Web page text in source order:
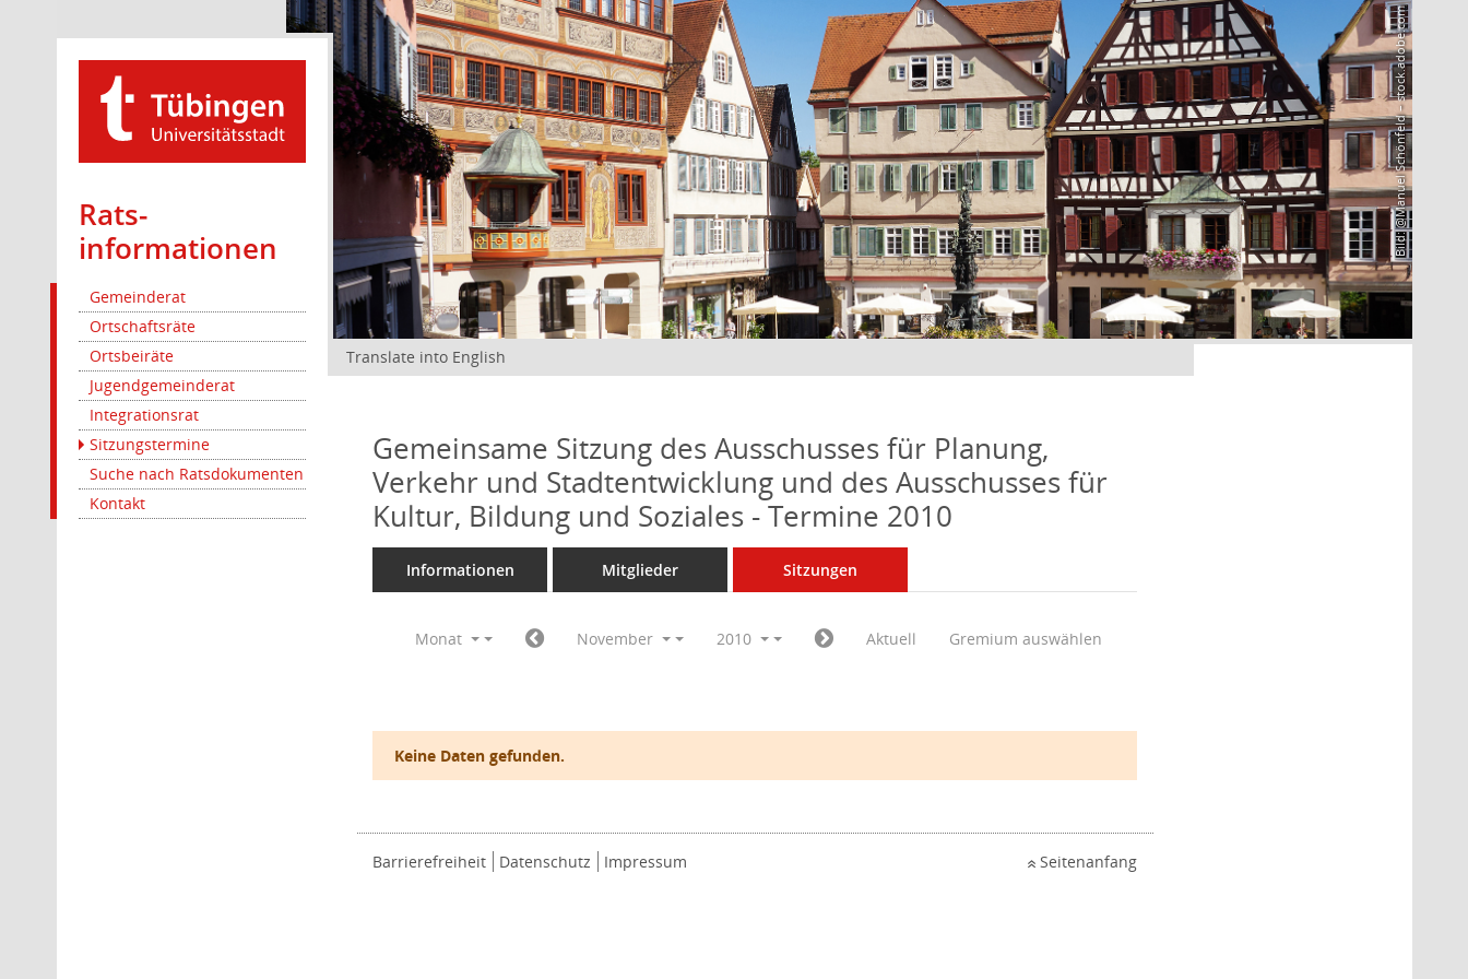
Rats­
informationen
Gemeinderat
Ortschaftsräte
Ortsbeiräte
Jugendgemeinderat
Integrationsrat
Sitzungstermine
Suche nach Ratsdokumenten
Kontakt
Bild: @Manuel Schönfeld – stock.adobe.com
Translate into English
Gemeinsame Sitzung des Ausschusses für Planung,
Verkehr und Stadtentwicklung und des Ausschusses für
Kultur, Bildung und Soziales - Termine 2010
Informationen Mitglieder Sitzungen
Monat November 2010 Aktuell Gremium auswählen
Keine Daten gefunden.
Barrierefreiheit Datenschutz Impressum Seitenanfang